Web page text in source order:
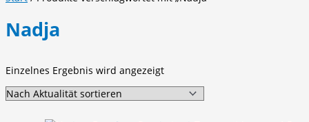
Nadja
Einzelnes Ergebnis wird angezeigt